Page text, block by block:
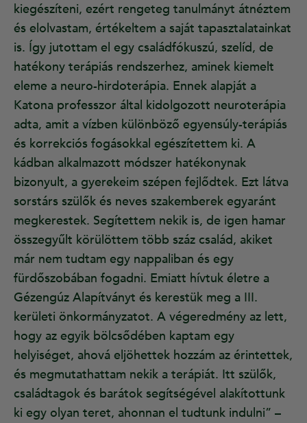
kiegészíteni, ezért rengeteg tanulmányt átnéztem
és elolvastam, értékeltem a saját tapasztalatainkat
is. Így jutottam el egy családfókuszú, szelíd, de
hatékony terápiás rendszerhez, aminek kiemelt
eleme a neuro-hirdoterápia. Ennek alapját a
Katona professzor által kidolgozott neuroterápia
adta, amit a vízben különböző egyensúly-terápiás
és korrekciós fogásokkal egészítettem ki. A
kádban alkalmazott módszer hatékonynak
bizonyult, a gyerekeim szépen fejlődtek. Ezt látva
sorstárs szülők és neves szakemberek egyaránt
megkerestek. Segítettem nekik is, de igen hamar
összegyűlt körülöttem több száz család, akiket
már nem tudtam egy nappaliban és egy
fürdőszobában fogadni. Emiatt hívtuk életre a
Gézengúz Alapítványt és kerestük meg a III.
kerületi önkormányzatot. A végeredmény az lett,
hogy az egyik bölcsődében kaptam egy
helyiséget, ahová eljöhettek hozzám az érintettek,
és megmutathattam nekik a terápiát. Itt szülők,
családtagok és barátok segítségével alakítottunk
ki egy olyan teret, ahonnan el tudtunk indulni” –